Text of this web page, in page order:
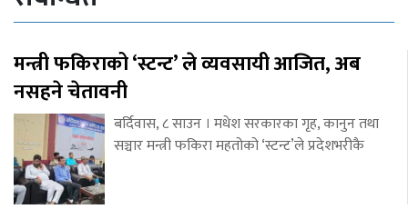
मन्त्री फकिराको ‘स्टन्ट’ ले व्यवसायी आजित, अब
नसहने चेतावनी
बर्दिवास, ८ साउन । मधेश सरकारका गृह, कानुन तथा
सञ्चार मन्त्री फकिरा महतोको ‘स्टन्ट’ले प्रदेशभरीकै